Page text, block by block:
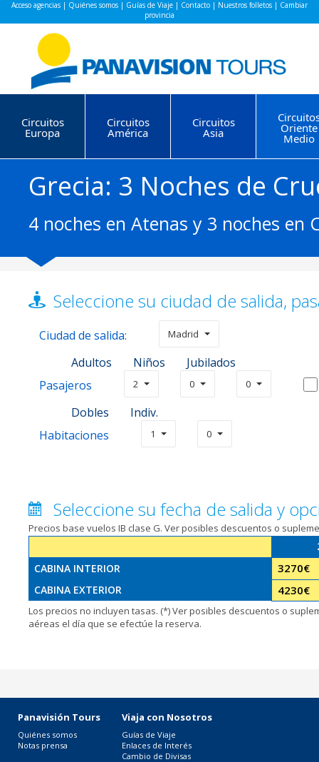
Acceso agencias | Quiénes somos | Guías de Viaje | Contacto | Nuestros folletos | Cambiar
provincia
Circuitos
Europa
Circuitos
América
Circuitos
Asia Oriente
Medio
Grecia: 3 Noches de
4 noches en Atenas y 3 noches en
Seleccione su ciudad de salida,
Ciudad de salida: Madrid
Adultos Niños
Jubilados
Pasajeros
2 0 0
Dobles
Indiv.
Habitaciones
1 0
Seleccione su fecha de salida y
Precios base vuelos IB clase G. Ver posibles descuentos o
CABINA INTERIOR
3270€
CABINA EXTERIOR 4230€
Los precios no incluyen tasas. (*) Ver posibles descuentos o
aéreas el día que se efectúe la reserva.
Panavisión Tours
Quiénes somos
Notas prensa
Viaja con Nosotros
Guías de Viaje
Enlaces de Interés
Cambio de Divisas